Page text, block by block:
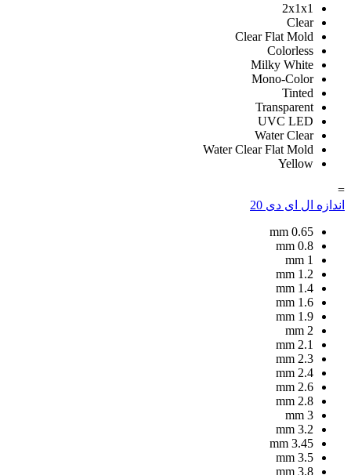
2x1x1
Clear
Clear Flat Mold
Colorless
Milky White
Mono-Color
Tinted
Transparent
UVC LED
Water Clear
Water Clear Flat Mold
Yellow
=
اندازه ال ای دی 20
0.65
mm
0.8
mm
1
mm
1.2
mm
1.4
mm
1.6
mm
1.9
mm
2
mm
2.1
mm
2.3
mm
2.4
mm
2.6
mm
2.8
mm
3
mm
3.2
mm
3.45
mm
3.5
mm
3.8
mm